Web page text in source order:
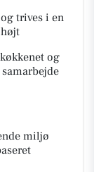
trives i en
og
miljø